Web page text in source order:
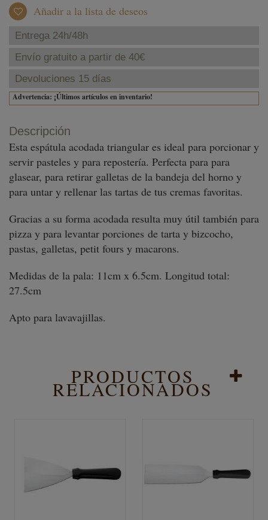
Añadir a la lista de deseos
Entrega 24h/48h
Envío gratuito a partir de 40€
Devoluciones 15 días
Advertencia: ¡Últimos artículos en inventario!
Descripción
Esta espátula acodada triangular es ideal para porcionar y
servir pasteles y para repostería. Perfecta para para
glasear, para retirar galletas de la bandeja del horno y
para untar y rellenar las tartas de tus cremas favoritas.
Gracias a su forma acodada resulta muy útil también para
pizza y para levantar porciones de tarta y bizcocho,
pastas, galletas, petit fours y macarons.
Medidas de la pala: 11cm x 6.5cm. Longitud total:
27.5cm
Apto para lavavajillas.
PRODUCTOS
RELACIONADOS